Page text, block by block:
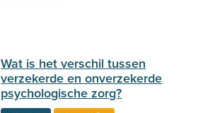
Wat is het verschil tussen
verzekerde en onverzekerde
psychologische zorg?